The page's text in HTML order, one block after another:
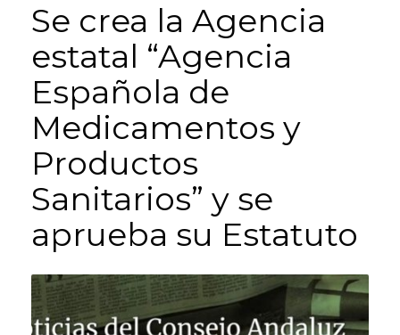
Se crea la Agencia
estatal “Agencia
Española de
Medicamentos y
Productos
Sanitarios” y se
aprueba su Estatuto